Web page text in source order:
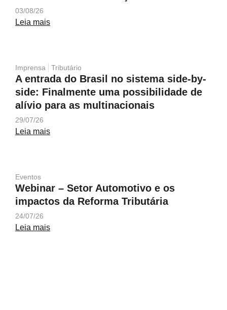
03/08/26
Leia mais
Imprensa Tributário
A entrada do Brasil no sistema side-by-
side: Finalmente uma possibilidade de
alívio para as multinacionais
29/07/26
Leia mais
Eventos
Webinar – Setor Automotivo e os
impactos da Reforma Tributária
24/07/26
Leia mais